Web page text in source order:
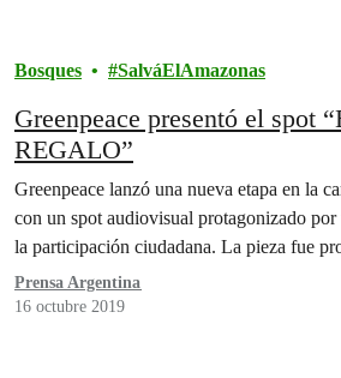
Bosques SalváElAmazonas
Greenpeace presentó el spot
REGALO”
Greenpeace lanzó una nueva etapa en la
con un spot audiovisual protagonizado
la participación ciudadana. La pieza fue
Prensa Argentina
16 octubre 2019